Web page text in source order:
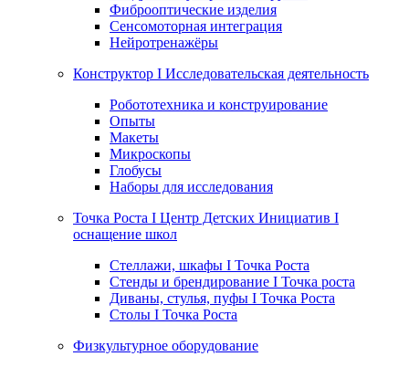
Фиброоптические изделия
Сенсомоторная интеграция
Нейротренажёры
Конструктор I Исследовательская деятельность
Робототехника и конструирование
Опыты
Макеты
Микроскопы
Глобусы
Наборы для исследования
Точка Роста I Центр Детских Инициатив I
оснащение школ
Стеллажи, шкафы I Точка Роста
Стенды и брендирование I Точка роста
Диваны, стулья, пуфы I Точка Роста
Столы I Точка Роста
Физкультурное оборудование